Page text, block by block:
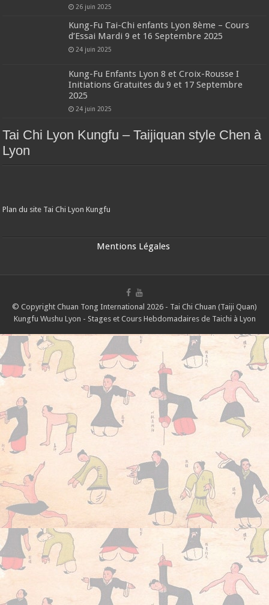
26 juin 2025
Kung-Fu Tai-Chi enfants Lyon 8ème – Cours
d’Essai Mardi 9 et 16 Septembre 2025
24 juin 2025
Kung-Fu Enfants Lyon 8 et Croix-Rousse I
Initiations Gratuites du 9 et 17 Septembre
2025
24 juin 2025
Tai Chi Lyon Kungfu – Taijiquan style Chen à
Lyon
Plan du site Tai Chi Lyon Kungfu
Mentions Légales
© Copyright Chuan Tong International 2026 - Tai Chi Chuan (Taiji Quan)
Kungfu Wushu Lyon - Stages et Cours Hebdomadaires de Taichi à Lyon